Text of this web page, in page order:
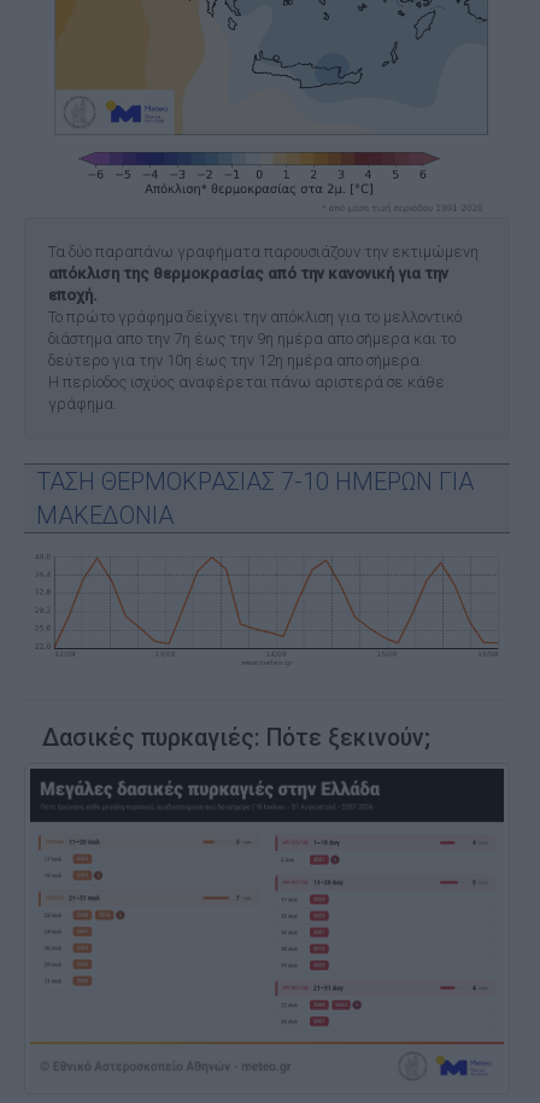
Τα δύο παραπάνω γραφήματα παρουσιάζουν την εκτιμώμενη
απόκλιση της θερμοκρασίας από την κανονική για την
εποχή.
Το πρώτο γράφημα δείχνει την απόκλιση για το μελλοντικό
διάστημα απο την 7η έως την 9η ημέρα απο σήμερα και το
δεύτερο για την 10η έως την 12η ημέρα απο σήμερα.
Η περίοδος ισχύος αναφέρεται πάνω αριστερά σε κάθε
γράφημα.
ΤΑΣΗ ΘΕΡΜΟΚΡΑΣΙΑΣ 7-10 ΗΜΕΡΩΝ ΓΙΑ
ΜΑΚΕΔΟΝΙΑ
Δασικές πυρκαγιές: Πότε ξεκινούν;